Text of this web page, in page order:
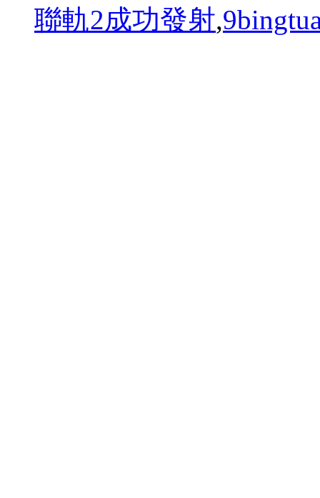
聯軌2成功發射,